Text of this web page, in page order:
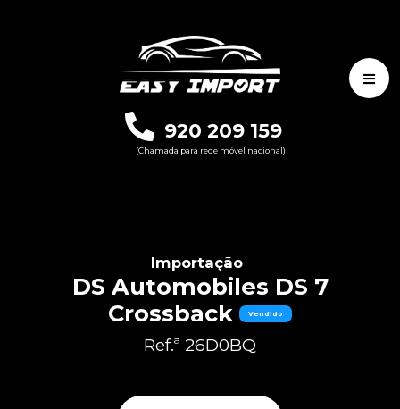
920 209 159
(Chamada para rede móvel nacional)
Importação
DS Automobiles DS 7
Crossback
Vendido
Ref.ª 26D0BQ